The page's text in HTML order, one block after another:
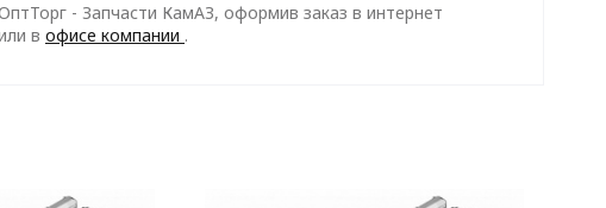
- Запчасти КамАЗ, оформив заказ в интернет
в офисе компании .